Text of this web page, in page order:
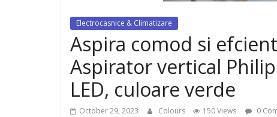
Electrocasnice & Climatizare
Aspira comod si
Aspirator vertical
LED, culoare verde
October 29, 2023 Colours 150 Views 0